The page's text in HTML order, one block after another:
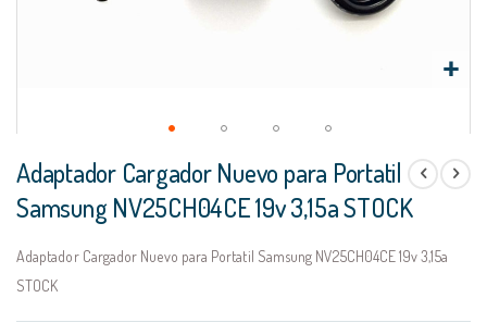
al
comienzo
de
galería
de
Adaptador Cargador Nuevo para Portatil
Samsung NV25CH04CE 19v 3,15a STOCK
Adaptador Cargador Nuevo para Portatil Samsung NV25CH04CE 19v 3,15a
STOCK